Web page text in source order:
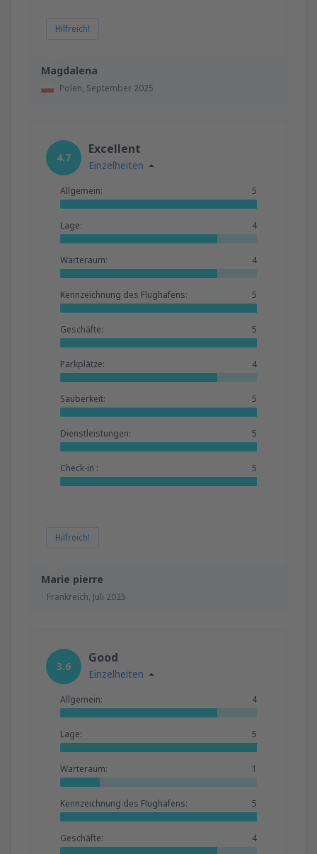
Magdalena
Polen, September 2025
Hilfreich!
Marie pierre
Frankreich, Juli 2025
4.7
Excellent
Einzelheiten
Allgemein: 5
Lage: 4
Warteraum: 4
Kennzeichnung des Flughafens: 5
Geschäfte: 5
Parkplätze: 4
Sauberkeit: 5
Dienstleistungen: 5
Check-in : 5
Hilfreich!
3.6
Good
Einzelheiten
Allgemein: 4
Lage: 5
Warteraum: 1
Kennzeichnung des Flughafens: 5
Geschäfte: 4